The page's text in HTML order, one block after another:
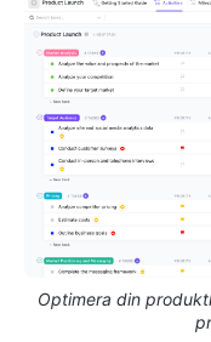
Optimera din